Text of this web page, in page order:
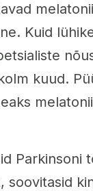
Kuid
kuud.
Parkinsoni
soovitasid